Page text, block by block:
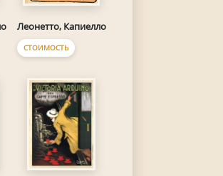
Леонетто, Капиелло
СТОИМОСТЬ